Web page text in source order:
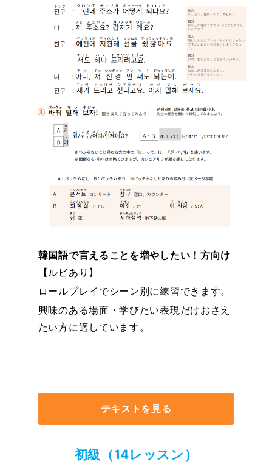
韓国語で言えることを増やしたい！方向け
【ルビあり】
ロールプレイでシーン別に練習できます。
興味のある場面・学びたい表現だけおさえ
たい方に適しています。
テキストを見る
初級（14レッスン）